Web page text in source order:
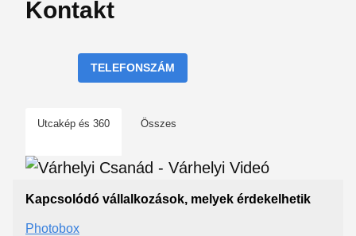
Kontakt
TELEFONSZÁM
Utcakép és 360 Összes
Kapcsolódó vállalkozások, melyek érdekelhetik
Photobox